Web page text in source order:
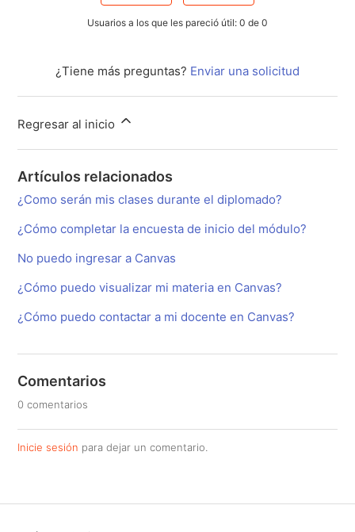
Usuarios a los que les pareció útil: 0 de 0
¿Tiene más preguntas? Enviar una solicitud
Regresar al inicio
Artículos relacionados
¿Como serán mis clases durante el diplomado?
¿Cómo completar la encuesta de inicio del módulo?
No puedo ingresar a Canvas
¿Cómo puedo visualizar mi materia en Canvas?
¿Cómo puedo contactar a mi docente en Canvas?
Comentarios
0 comentarios
Inicie sesión para dejar un comentario.